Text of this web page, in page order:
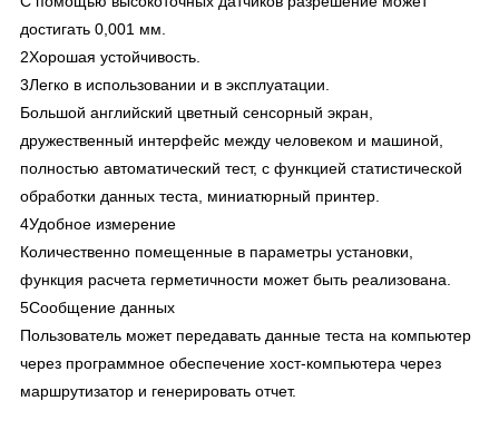
достигать 0,001 мм.
2Хорошая устойчивость.
3Легко в использовании и в эксплуатации.
Большой английский цветный сенсорный экран,
дружественный интерфейс между человеком и машиной,
полностью автоматический тест, с функцией статистической
обработки данных теста, миниатюрный принтер.
4Удобное измерение
Количественно помещенные в параметры установки,
функция расчета герметичности может быть реализована.
5Сообщение данных
Пользователь может передавать данные теста на компьютер
через программное обеспечение хост-компьютера через
маршрутизатор и генерировать отчет.